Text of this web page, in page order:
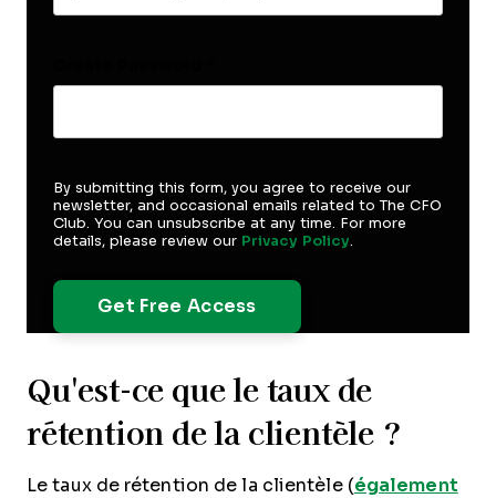
By submitting this form, you agree to receive our
newsletter, and occasional emails related to The CFO
Club. You can unsubscribe at any time. For more
details, please review our Privacy Policy.
Qu'est-ce que le taux de
rétention de la clientèle ?
Le taux de rétention de la clientèle (également